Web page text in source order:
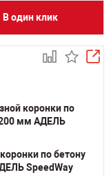
В один клик
по бетону
SpeedWay